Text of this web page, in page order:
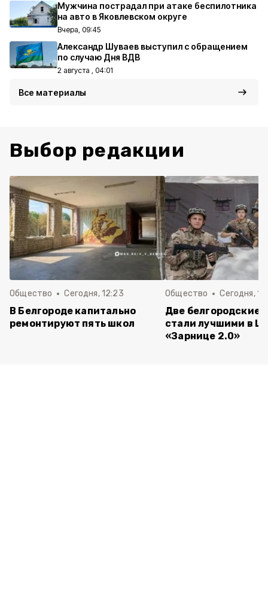
Мужчина пострадал при атаке беспилотника
на авто в Яковлевском округе
Вчера, 09:45
Александр Шуваев выступил с обращением
по случаю Дня ВДВ
2 августа , 04:01
Все материалы
Выбор редакции
Общество Сегодня, 12:23
В Белгороде капитально
ремонтируют пять школ
Общество Сегодня,
Две белгородские
стали лучшими в
«Зарнице 2.0»